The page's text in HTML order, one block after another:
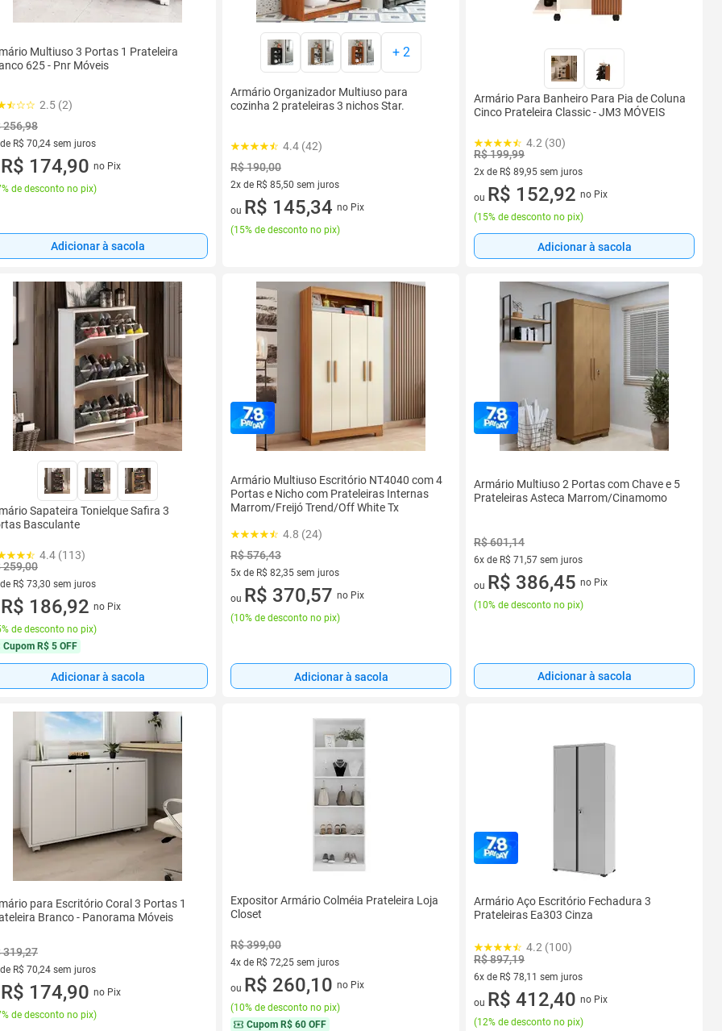
Multiuso 3 Portas 1 Prateleira
625 - Pnr Móveis
2.5 (2)
256,98
R$ 70,24 sem juros
de R$ 70,24 sem juros
R$ 174,90 no Pix
de desconto no pix)
Adicionar à sacola
+ 2
Armário Organizador Multiuso para
cozinha 2 prateleiras 3 nichos Star.
4.4 (42)
R$ 190,00
2x de R$ 85,50 sem juros
2 vez de R$ 85,50 sem juros
ou R$ 145,34 no Pix
(15% de desconto no pix)
Armário Para Banheiro Para Pia de Coluna
Cinco Prateleira Classic - JM3 MÓVEIS
4.2 (30)
R$ 199,99
2x de R$ 89,95 sem juros
2 vez de R$ 89,95 sem juros
ou R$ 152,92 no Pix
(15% de desconto no pix)
Adicionar à sacola
Sapateira Tonielque Safira 3
Basculante
4.4 (113)
259,00
R$ 73,30 sem juros
de R$ 73,30 sem juros
R$ 186,92 no Pix
de desconto no pix)
Cupom R$ 5 OFF
Adicionar à sacola
Armário Multiuso Escritório NT4040 com 4
Portas e Nicho com Prateleiras Internas
Marrom/Freijó Trend/Off White Tx
4.8 (24)
R$ 576,43
5x de R$ 82,35 sem juros
5 vez de R$ 82,35 sem juros
ou R$ 370,57 no Pix
(10% de desconto no pix)
Adicionar à sacola
Armário Multiuso 2 Portas com Chave e 5
Prateleiras Asteca Marrom/Cinamomo
R$ 601,14
6x de R$ 71,57 sem juros
6 vez de R$ 71,57 sem juros
ou R$ 386,45 no Pix
(10% de desconto no pix)
Adicionar à sacola
para Escritório Coral 3 Portas 1
Branco - Panorama Móveis
319,27
R$ 70,24 sem juros
de R$ 70,24 sem juros
R$ 174,90 no Pix
de desconto no pix)
Expositor Armário Colméia Prateleira Loja
Closet
R$ 399,00
4x de R$ 72,25 sem juros
4 vez de R$ 72,25 sem juros
ou R$ 260,10 no Pix
(10% de desconto no pix)
Cupom R$ 60 OFF
Armário Aço Escritório Fechadura 3
Prateleiras Ea303 Cinza
4.2 (100)
R$ 897,19
6x de R$ 78,11 sem juros
6 vez de R$ 78,11 sem juros
ou R$ 412,40 no Pix
(12% de desconto no pix)